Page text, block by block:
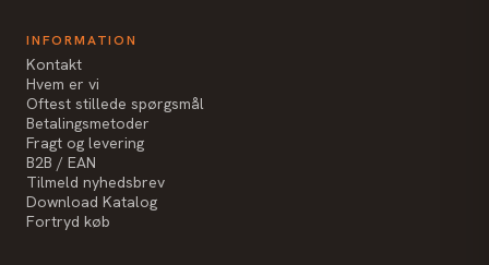
INFORMATION
Kontakt
Hvem er vi
Oftest stillede spørgsmål
Betalingsmetoder
Fragt og levering
B2B / EAN
Tilmeld nyhedsbrev
Download Katalog
Fortryd køb